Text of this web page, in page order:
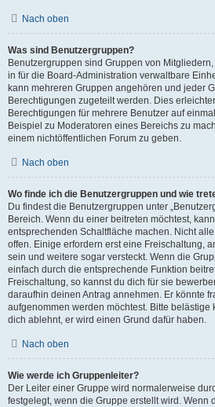
Nach oben
Was sind Benutzergruppen?
Benutzergruppen sind Gruppen von
in für die Board-Administration verwaltbare
kann mehreren Gruppen angehören und jeder
Berechtigungen zugeteilt werden. Dies
Berechtigungen für mehrere Benutzer auf
Beispiel zu Moderatoren eines Bereichs zu
einem nichtöffentlichen Forum zu geben.
Nach oben
Wo finde ich die Benutzergruppen und wie
Du findest die Benutzergruppen unter
Bereich. Wenn du einer beitreten möchtest,
entsprechenden Schaltfläche machen. Nicht
offen. Einige erfordern erst eine Freischaltung,
sein und weitere sogar versteckt. Wenn die
einfach durch die entsprechende Funktion
Freischaltung, so kannst du dich für sie
daraufhin deinen Antrag annehmen. Er könnte
aufgenommen werden möchtest. Bitte belästige
dich ablehnt, er wird einen Grund dafür haben.
Nach oben
Wie werde ich Gruppenleiter?
Der Leiter einer Gruppe wird normalerweise
festgelegt, wenn die Gruppe erstellt wird. Wenn